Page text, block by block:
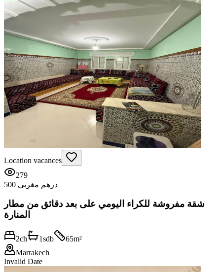
Location vacances
279
500 درهم مغربي
شقة مفروشة للكراء اليومي على بعد دقائق من مطار
المنارة
2ch 1sdb 65m²
Marrakech
Invalid Date